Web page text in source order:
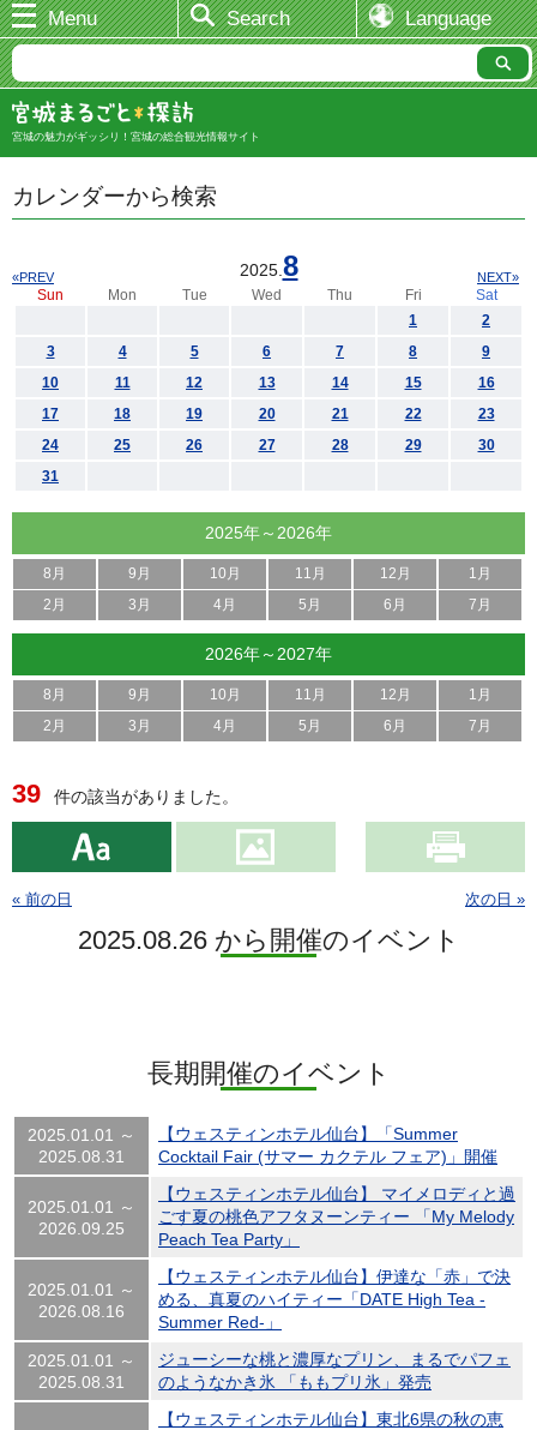
Menu Search Language
宮城の魅力がギッシリ！宮城の総合観光情報サイト
カレンダーから検索
2025. 8
«PREV NEXT»
Sun Mon Tue Wed Thu Fri
Sat
1
2
3
4 5 6 7 8
9
10
11 12 13 14 15
16
17
18 19 20 21 22
23
24
25 26 27 28 29
30
31
2025年～2026年
8月 9月 10月 11月 12月
1月
2月
3月 4月 5月 6月 7月
2026年～2027年
8月 9月 10月 11月 12月
1月
2月
3月 4月 5月 6月 7月
39 件の該当がありました。
« 前の日 次の日 »
2025.08.26 から開催のイベント
長期開催のイベント
2025.01.01 ～
2025.08.31
【ウェスティンホテル仙台】「Summer
Cocktail Fair (サマー カクテル フェア)」開催
2025.01.01 ～
2026.09.25
【ウェスティンホテル仙台】 マイメロディと過
ごす夏の桃色アフタヌーンティー 「My Melody
Peach Tea Party」
2025.01.01 ～
2026.08.16
【ウェスティンホテル仙台】伊達な「赤」で決
める、真夏のハイティー「DATE High Tea -
Summer Red-」
2025.01.01 ～
2025.08.31
ジューシーな桃と濃厚なプリン、まるでパフェ
のようなかき氷 「ももプリ氷」発売
【ウェスティンホテル仙台】東北6県の秋の恵